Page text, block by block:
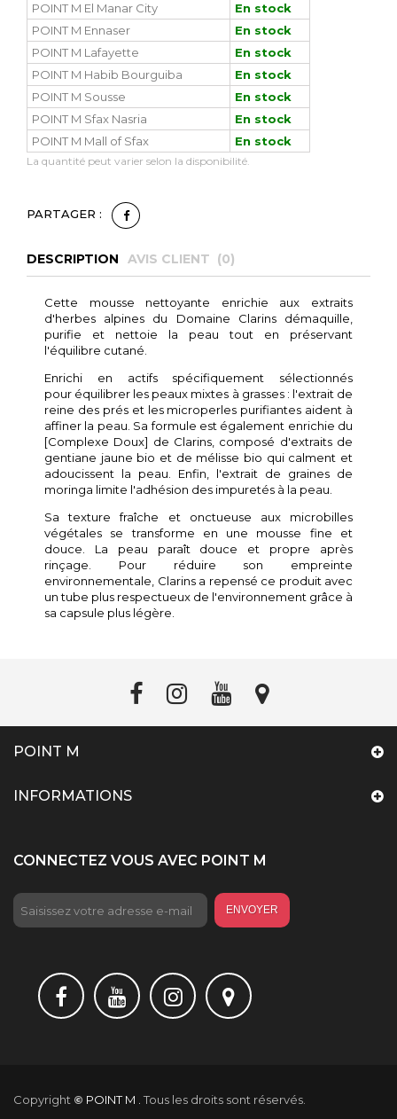
POINT M El Manar City
En stock
POINT M Ennaser
En stock
POINT M Lafayette
En stock
POINT M Habib Bourguiba
En stock
POINT M Sousse
En stock
POINT M Sfax Nasria
En stock
POINT M Mall of Sfax
En stock
La quantité peut varier selon la disponibilité.
PARTAGER :
DESCRIPTION AVIS CLIENT (0)
Cette mousse nettoyante enrichie aux extraits
d'herbes alpines du Domaine Clarins démaquille,
purifie et nettoie la peau tout en préservant
l'équilibre cutané.
Enrichi en actifs spécifiquement sélectionnés
pour équilibrer les peaux mixtes à grasses : l'extrait de
reine des prés et les microperles purifiantes aident à
affiner la peau. Sa formule est également enrichie du
[Complexe Doux] de Clarins, composé d'extraits de
gentiane jaune bio et de mélisse bio qui calment et
adoucissent la peau. Enfin, l'extrait de graines de
moringa limite l'adhésion des impuretés à la peau.
Sa texture fraîche et onctueuse aux microbilles
végétales se transforme en une mousse fine et
douce. La peau paraît douce et propre après
rinçage. Pour réduire son empreinte
environnementale, Clarins a repensé ce produit avec
un tube plus respectueux de l'environnement grâce à
sa capsule plus légère.
POINT M
INFORMATIONS
CONNECTEZ VOUS AVEC POINT M
ENVOYER
Copyright © POINT M . Tous les droits sont réservés.